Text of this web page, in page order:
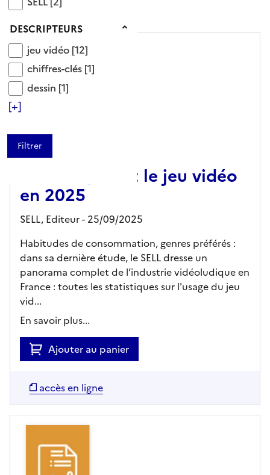
Descripteurs
DESCRIPTEURS
jeu vidéo
jeu vidéo [12]
chiffres-clés
chiffres-clés [1]
dessindessin [1]
[+]
Affiner la recherche
RAPPORT/SYNTHÈSE
Les Français et le jeu vidéo
en 2025
SELL, Editeur- 25/09/2025
Habitudes de consommation, genres préférés :
dans sa dernière étude, le SELL dresse un
panorama complet de l’industrie vidéoludique en
France : toutes les statistiques sur l'usage du jeu
vid...
En savoir plus...
Ajouter au panier
accès en ligne